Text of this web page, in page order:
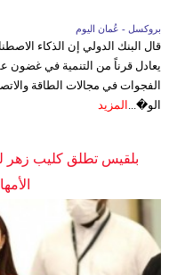
بروكسل - عُمان اليوم
قال البنك الدولي إن الذكاء
يعادل قرناً من التنمية في
الفجوات في مجالات الطاقة
الو�...
المزيد
بلقيس تطلق كليب زهر